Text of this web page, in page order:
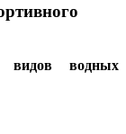
видов водных